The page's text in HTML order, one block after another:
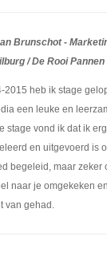
Brunschot -
/ De Rooi
2015 heb ik stage
een leuke en
stage vond ik dat ik
en uitgevoerd is
begeleid, maar zeker
naar je omgekeken
van gehad.